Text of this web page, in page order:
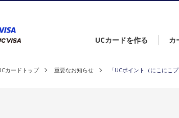
UCカードを作る カ
カードトップ 重要なお知らせ 「UCポイント（にこにこ